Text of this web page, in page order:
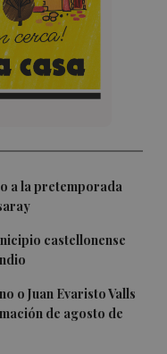
a la pretemporada
castellonense
o Juan Evaristo Valls
de agosto de